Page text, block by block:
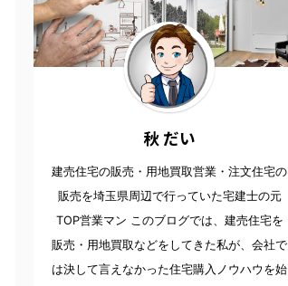
秋 だい
建売住宅の販売・用地買取営業・注文住宅の
販売を埼玉県周辺で行っていた宅建士の元
TOP営業マン このブログでは、建売住宅を
販売・用地買取などをしてきた私が、会社で
は決して言えなかった住宅購入ノウハウを始